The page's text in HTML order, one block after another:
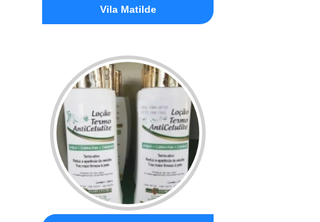
Vila Matilde